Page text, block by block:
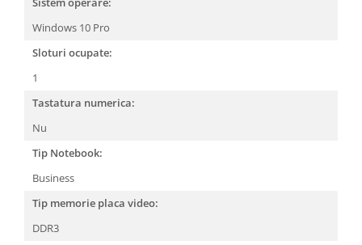
Windows 10 Pro
Sloturi ocupate:
1
Tastatura numerica:
Nu
Tip Notebook:
Business
Tip memorie placa video:
DDR3